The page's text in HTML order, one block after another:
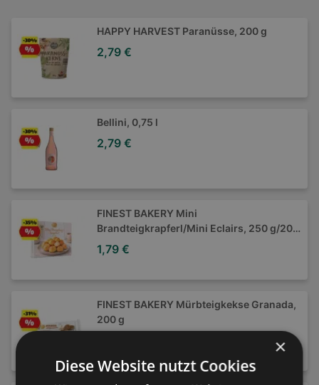
HAPPY HARVEST Paranüsse, 200 g
2,79 €
Bellini, 0,75 l
2,79 €
FINEST BAKERY Mini
Brandteigkrapferl/Mini Eclairs, 250 g/200
g
1,79 €
FINEST BAKERY Mürbteigkekse Granada,
200 g
×
Diese Website nutzt Cookies